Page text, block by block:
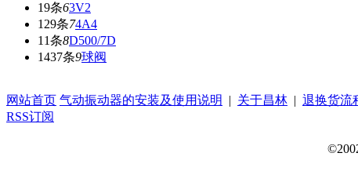
19条63V2
129条74A4
11条8D500/7D
1437条9球阀
网站首页 气动振动器的安装及使用说明 | 关于昌林 | 退换货流
RSS订阅